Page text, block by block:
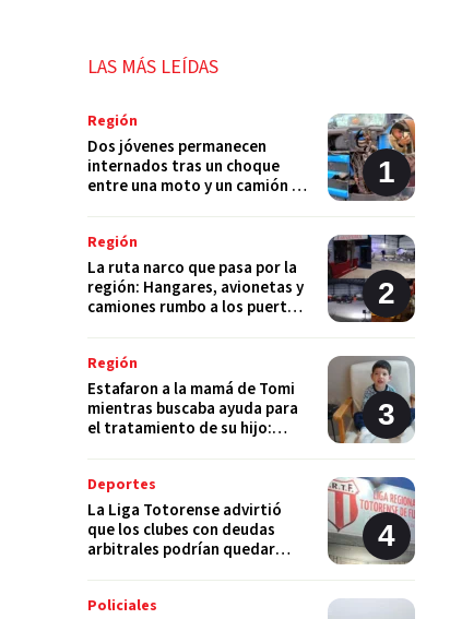
LAS MÁS LEÍDAS
Región
Dos jóvenes permanecen
internados tras un choque
entre una moto y un camión en
Región
La ruta narco que pasa por la
región: Hangares, avionetas y
camiones rumbo a los puertos
Región
Estafaron a la mamá de Tomi
mientras buscaba ayuda para
el tratamiento de su hijo:
Deportes
La Liga Totorense advirtió
que los clubes con deudas
arbitrales podrían quedar
Policiales